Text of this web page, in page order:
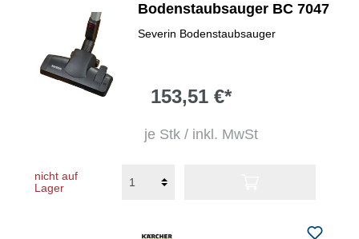
Bodenstaubsauger BC 7047
Severin Bodenstaubsauger
153,51 €*
je Stk / inkl. MwSt
nicht auf
Lager